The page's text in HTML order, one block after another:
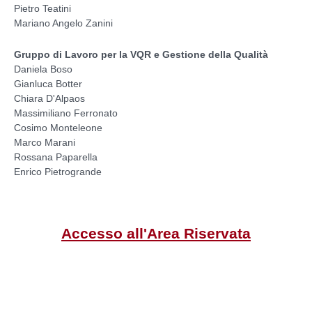
Pietro Teatini
Mariano Angelo Zanini
Gruppo di Lavoro per la VQR e Gestione della Qualità
Daniela Boso
Gianluca Botter
Chiara D'Alpaos
Massimiliano Ferronato
Cosimo Monteleone
Marco Marani
Rossana Paparella
Enrico Pietrogrande
Accesso all'Area Riservata